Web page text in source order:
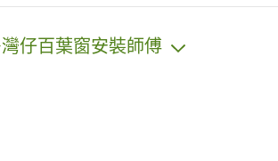
仔百葉窗安裝師傅